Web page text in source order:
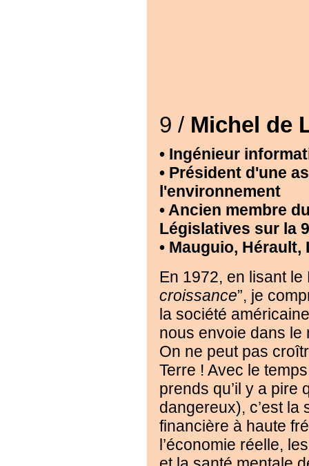
9 / Michel de
• Ingénieur
• Président d'une
l'environnement
• Ancien membre
Législatives sur la
• Mauguio,
En 1972, en lisant le
croissance”, je
la société
nous envoie dans le
On ne peut pas
Terre ! Avec le
prends qu’il y a pire
dangereux), c’est la
financière à haute
l’économie réelle,